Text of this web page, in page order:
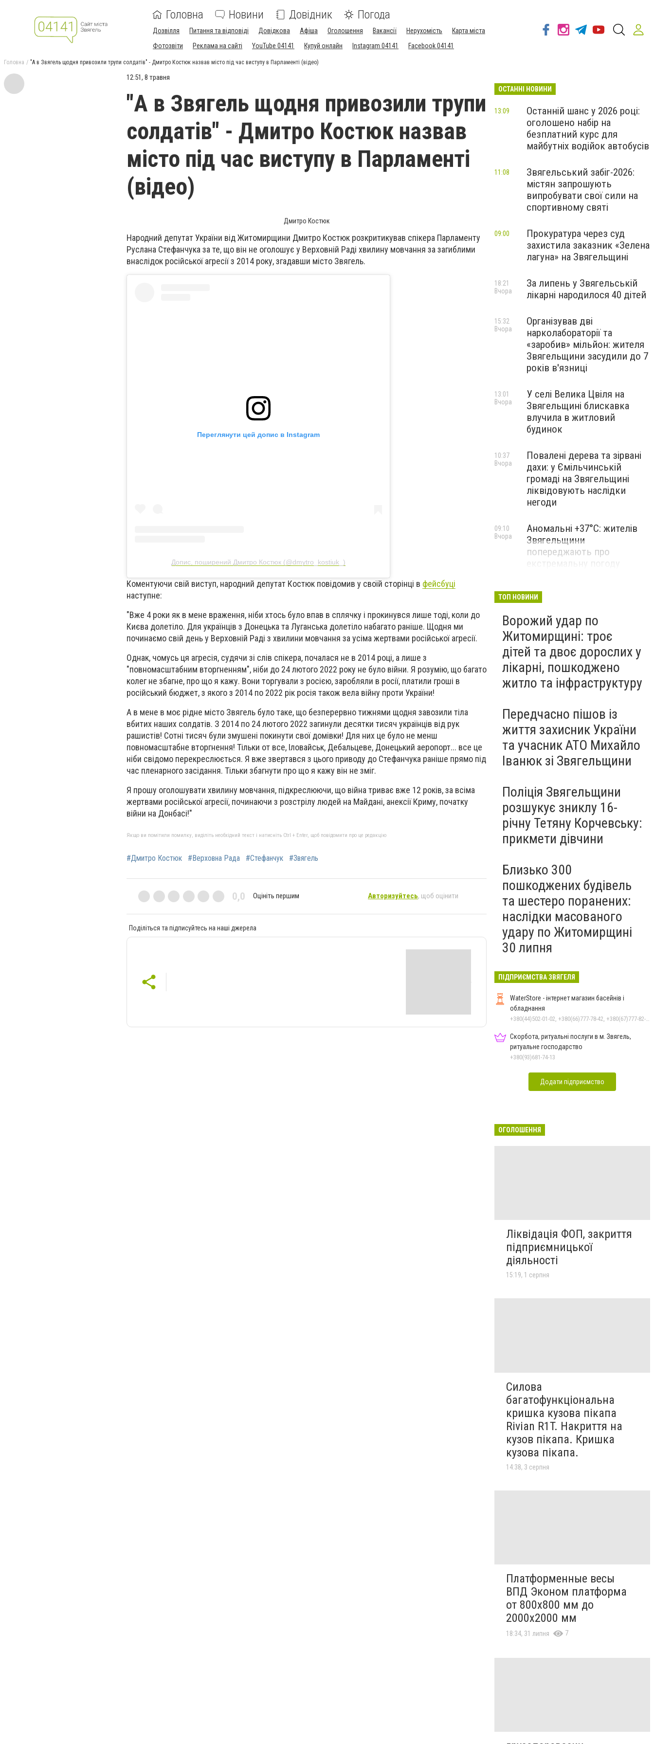
Головна Новини Довідник Погода
Дозвілля Питання та відповіді Довідкова Афіша Оголошення Вакансії Нерухомість
Карта міста
Фотозвіти
Реклама на сайті YouTube 04141 Купуй онлайн Instagram 04141 Facebook 04141
Головна "А в Звягель щодня привозили трупи солдатів" - Дмитро Костюк назвав місто під час виступу в Парламенті (відео)
12:51, 8 травня
"А в Звягель щодня привозили трупи
солдатів" - Дмитро Костюк назвав
місто під час виступу в Парламенті
(відео)
Дмитро Костюк
Народний депутат України від Житомирщини Дмитро Костюк розкритикував спікера Парламенту
Руслана Стефанчука за те, що він не оголошує у Верховній Раді хвилину мовчання за загиблими
внаслідок російської агресії з 2014 року, згадавши місто Звягель.
Переглянути цей допис в Instagram
Допис, поширений Дмитро Костюк (@dmytro_kostiuk_)
Коментуючи свій виступ, народний депутат Костюк повідомив у своїй сторінці в фейсбуці
наступне:
"Вже 4 роки як в мене враження, ніби хтось було впав в сплячку і прокинувся лише тоді, коли до
Києва долетіло. Для українців з Донецька та Луганська долетіло набагато раніше. Щодня ми
починаємо свій день у Верховній Раді з хвилини мовчання за усіма жертвами російської агресії.
Однак, чомусь ця агресія, судячи зі слів спікера, почалася не в 2014 році, а лише з
"повномасштабним вторгненням", ніби до 24 лютого 2022 року не було війни. Я розумію, що багато
колег не збагне, про що я кажу. Вони торгували з росією, заробляли в росії, платили гроші в
російський бюджет, з якого з 2014 по 2022 рік росія також вела війну проти України!
А в мене в моє рідне місто Звягель було таке, що безперервно тижнями щодня завозили тіла
вбитих наших солдатів. З 2014 по 24 лютого 2022 загинули десятки тисяч українців від рук
рашистів! Сотні тисяч були змушені покинути свої домівки! Для них це було не менш
повномасштабне вторгнення! Тільки от все, Іловайськ, Дебальцеве, Донецький аеропорт... все це
ніби свідомо перекреслюється. Я вже звертався з цього приводу до Стефанчука раніше прямо під
час пленарного засідання. Тільки збагнути про що я кажу він не зміг.
Я прошу оголошувати хвилину мовчання, підкреслюючи, що війна триває вже 12 років, за всіма
жертвами російської агресії, починаючи з розстрілу людей на Майдані, анексії Криму, початку
війни на Донбасі!"
Якщо ви помітили помилку, виділіть необхідний текст і натисніть Ctrl + Enter, щоб повідомити про це редакцію
#Дмитро Костюк #Верховна Рада #Стефанчук #Звягель
0,0 Оцініть першим Авторизуйтесь, щоб оцінити
Поділіться та підписуйтесь на наші джерела
ОСТАННІ НОВИНИ
Останній шанс у 2026 році:
оголошено набір на
безплатний курс для
майбутніх водійок автобусів
13:09
Звягельський забіг-2026:
містян запрошують
випробувати свої сили на
спортивному святі
11:08
Прокуратура через суд
захистила заказник «Зелена
лагуна» на Звягельщині
09:00
За липень у Звягельській
лікарні народилося 40 дітей
18:21
Вчора
Організував дві
нарколабораторії та
«заробив» мільйон: жителя
Звягельщини засудили до 7
років в'язниці
15:32
Вчора
У селі Велика Цвіля на
Звягельщині блискавка
влучила в житловий
будинок
13:01
Вчора
Повалені дерева та зірвані
дахи: у Ємільчинській
громаді на Звягельщині
ліквідовують наслідки
негоди
10:37
Вчора
Аномальні +37°C: жителів
Звягельщини
попереджають про
09:10
Вчора
ТОП НОВИНИ
Ворожий удар по
Житомирщині: троє
дітей та двоє дорослих у
лікарні, пошкоджено
житло та інфраструктуру
Передчасно пішов із
життя захисник України
та учасник АТО Михайло
Іванюк зі Звягельщини
Поліція Звягельщини
розшукує зниклу 16-
річну Тетяну Корчевську:
прикмети дівчини
Близько 300
пошкоджених будівель
та шестеро поранених:
наслідки масованого
удару по Житомирщині
30 липня
ПІДПРИЄМСТВА ЗВЯГЕЛЯ
WaterStore - інтернет магазин басейнів і
обладнання
+380(44)502-01-02, +380(66)777-78-42, +380(67)777-82-19, +380(67)890-80-80, +380(73)890-80-80, +380(44)502-01-03
Скорбота, ритуальні послуги в м. Звягель,
ритуальне господарство
+380(93)681-74-13
Додати підприємство
ОГОЛОШЕННЯ
Ліквідація ФОП, закриття
підприємницької
діяльності
15:19, 1 серпня
Силова
багатофункціональна
кришка кузова пікапа
Rivian R1T. Накриття на
кузов пікапа. Кришка
кузова пікапа.
14:38, 3 серпня
Платформенные весы
ВПД Эконом платформа
от 800х800 мм до
2000х2000 мм
18:34, 31 липня 7